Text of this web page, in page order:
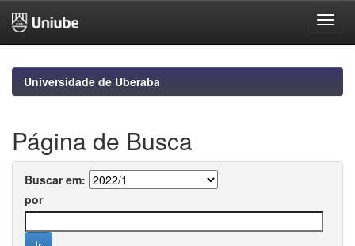
navigationUniversidade de Uberaba
Página de Busca
Buscar em:
por